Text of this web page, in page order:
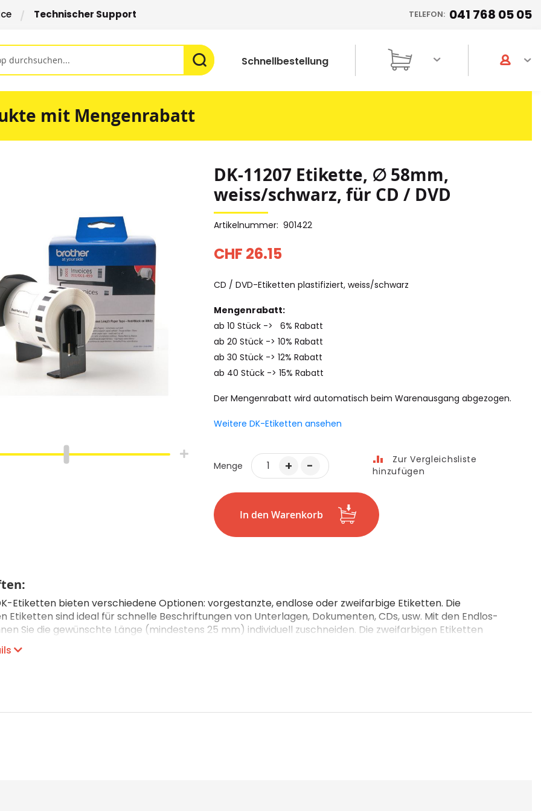
Technischer Support TELEFON: 041 768 05 05
Schnellbestellung
Schrumpfschlauch
mit Mengenrabatt
DK-11207 Etikette, ∅ 58mm,
weiss/schwarz, für CD / DVD
CHF 26.15
Artikelnummer 901422
CD / DVD-Etiketten plastifiziert, weiss/schwarz
Mengenrabatt:
ab 10 Stück -> 6% Rabatt
ab 20 Stück -> 10% Rabatt
ab 30 Stück -> 12% Rabatt
ab 40 Stück -> 15% Rabatt
Der Mengenrabatt wird automatisch beim Warenausgang abgezogen.
Weitere DK-Etiketten ansehen
Menge -
+
In den Warenkorb
Zur Vergleichsliste
hinzufügen
Etiketten bieten verschiedene Optionen: vorgestanzte, endlose oder zweifarbige Etiketten. Die
Etiketten sind ideal für schnelle Beschriftungen von Unterlagen, Dokumenten, CDs, usw. Mit den Endlos-
Sie die gewünschte Länge (mindestens 25 mm) individuell zuschneiden. Die zweifarbigen Etiketten